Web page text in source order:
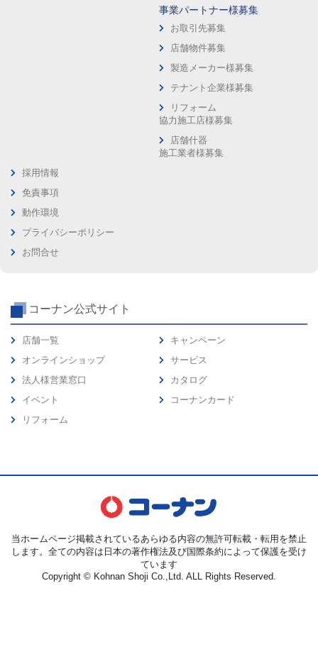
事業パートナー様募集
お取引先募集
店舗物件募集
製造メーカー様募集
テナント企業様募集
リフォーム
協力施工店様募集
店舗什器
施工業者様募集
採用情報
免責事項
動作環境
プライバシーポリシー
お問合せ
コーナン公式サイト
店舗一覧
オンラインショップ
法人様営業窓口
イベント
リフォーム
キャンペーン
サービス
カタログ
コーナンカード
当ホームページ掲載されているあらゆる内容の無許可転載・転用を禁止
します。全ての内容は日本の著作権法及び国際条約によって保護を受け
ています
Copyright © Kohnan Shoji Co.,Ltd. ALL Rights Reserved.